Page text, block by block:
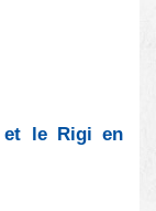
et le Rigi en